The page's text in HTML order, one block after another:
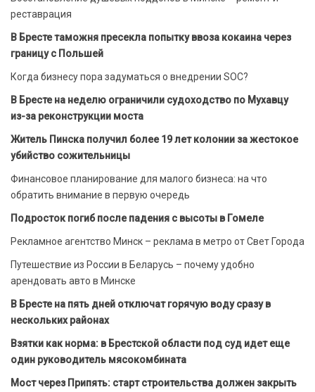
реставрация
В Бресте таможня пресекла попытку ввоза кокаина через
границу с Польшей
Когда бизнесу пора задуматься о внедрении SOC?
В Бресте на неделю ограничили судоходство по Мухавцу
из-за реконструкции моста
Житель Пинска получил более 19 лет колонии за жестокое
убийство сожительницы
Финансовое планирование для малого бизнеса: на что
обратить внимание в первую очередь
Подросток погиб после падения с высоты в Гомеле
Рекламное агентство Минск – реклама в метро от Свет Города
Путешествие из России в Беларусь – почему удобно
арендовать авто в Минске
В Бресте на пять дней отключат горячую воду сразу в
нескольких районах
Взятки как норма: в Брестской области под суд идет еще
один руководитель мясокомбината
Мост через Припять: старт строительства должен закрыть